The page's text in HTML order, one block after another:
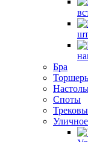
Бра
Споты